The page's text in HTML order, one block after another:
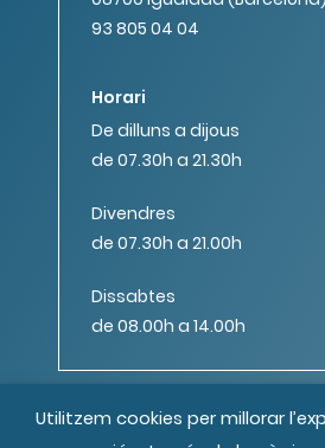
93 805 04 04
Horari
De dilluns a dijous
de 07.30h a 21.30h
Divendres
de 07.30h a 21.00h
Dissabtes
de 08.00h a 14.00h
Utilitzem cookies per millorar